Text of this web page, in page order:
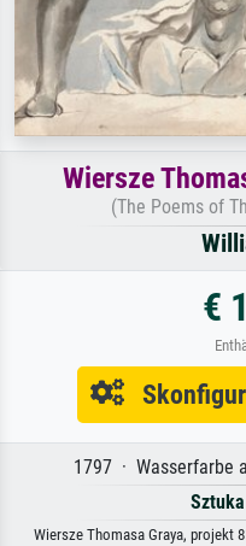
Wiersze
(The Poems of
€
1797 · Wasserfarbe
Wiersze Thomasa Graya, projekt